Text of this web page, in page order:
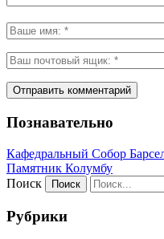
Познавательно
Кафeдрaльный Собор
Пaмятник Колумбу
Поиск
Рубрики